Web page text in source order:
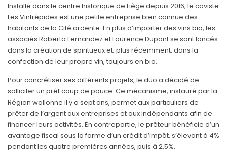
Installé dans le centre historique de Liège depuis 2016, le caviste
Les Vintrépides est une petite entreprise bien connue des
habitants de la Cité ardente. En plus d’importer des vins bio, les
associés Roberto Fernandez et Laurence Dupont se sont lancés
dans la création de spiritueux et, plus récemment, dans la
confection de leur propre vin, toujours en bio.
Pour concrétiser ses différents projets, le duo a décidé de
solliciter un prêt coup de pouce. Ce mécanisme, instauré par la
Région wallonne il y a sept ans, permet aux particuliers de
prêter de l’argent aux entreprises et aux indépendants afin de
financer leurs activités. En contrepartie, le prêteur bénéficie d’un
avantage fiscal sous la forme d’un crédit d’impôt, s’élevant à 4%
pendant les quatre premières années, puis à 2,5%.